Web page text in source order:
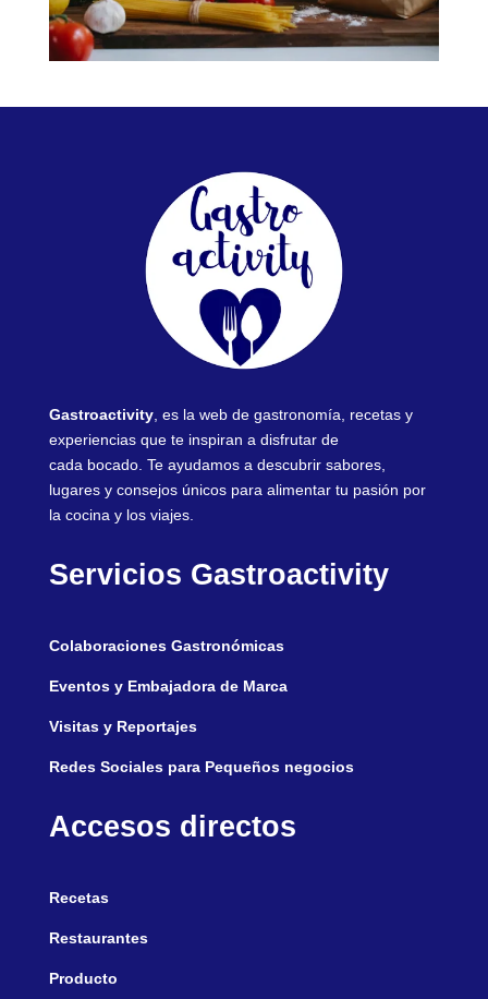
Gastroactivity, es la web de gastronomía, recetas y
experiencias que te inspiran a disfrutar de
cada bocado. Te ayudamos a descubrir sabores,
lugares y consejos únicos para alimentar tu pasión por
la cocina y los viajes.
Servicios Gastroactivity
Colaboraciones Gastronómicas
Eventos y Embajadora de Marca
Visitas y Reportajes
Redes Sociales para Pequeños negocios
Accesos directos
Recetas
Restaurantes
Producto